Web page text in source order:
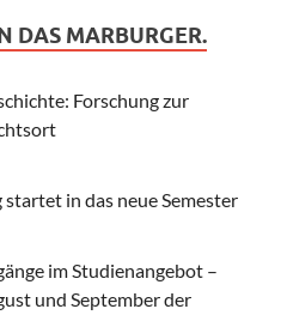
DAS MARBURGER.
Forschung zur
in das neue Semester
im Studienangebot –
und September der